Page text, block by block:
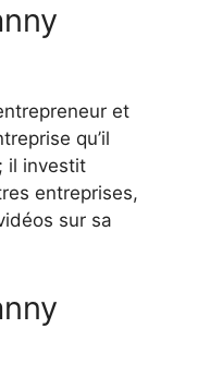
et
qu’il
il investit
entreprises,
sur sa